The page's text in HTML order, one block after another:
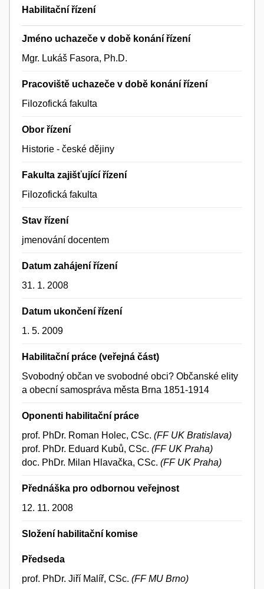
Habilitační řízení
Jméno uchazeče v době konání řízení
Mgr. Lukáš Fasora, Ph.D.
Pracoviště uchazeče v době konání řízení
Filozofická fakulta
Obor řízení
Historie - české dějiny
Fakulta zajišťující řízení
Filozofická fakulta
Stav řízení
jmenování docentem
Datum zahájení řízení
31. 1. 2008
Datum ukončení řízení
1. 5. 2009
Habilitační práce (veřejná část)
Svobodný občan ve svobodné obci? Občanské elity
a obecní samospráva města Brna 1851-1914
Oponenti habilitační práce
prof. PhDr. Roman Holec, CSc. (FF UK Bratislava)
prof. PhDr. Eduard Kubů, CSc. (FF UK Praha)
doc. PhDr. Milan Hlavačka, CSc. (FF UK Praha)
Přednáška pro odbornou veřejnost
12. 11. 2008
Složení habilitační komise
Předseda
prof. PhDr. Jiří Malíř, CSc. (FF MU Brno)